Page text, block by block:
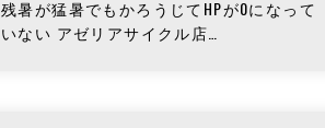
残暑が猛暑でもかろうじてHPが0になって
いない アゼリアサイクル店…